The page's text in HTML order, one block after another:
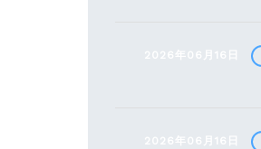
2026年06月16日
2026年06月16日